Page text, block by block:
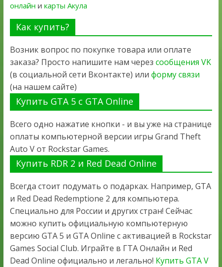
онлайн и карты Акула
Как купить?
Возник вопрос по покупке товара или оплате
заказа? Просто напишите нам через сообщения VK
(в социальной сети Вконтакте) или форму связи
(на нашем сайте)
Купить GTA 5 с GTA Online
Всего одно нажатие кнопки - и вы уже на странице
оплаты компьютерной версии игры Grand Theft
Auto V от Rockstar Games.
Купить RDR 2 и Red Dead Online
Всегда стоит подумать о подарках. Например, GTA
и Red Dead Redemptione 2 для компьютера.
Специально для России и других стран! Сейчас
можно купить официальную компьютерную
версию GTA 5 и GTA Online с активацией в Rockstar
Games Social Club. Играйте в ГТА Онлайн и Red
Dead Online официально и легально! Купить GTA V